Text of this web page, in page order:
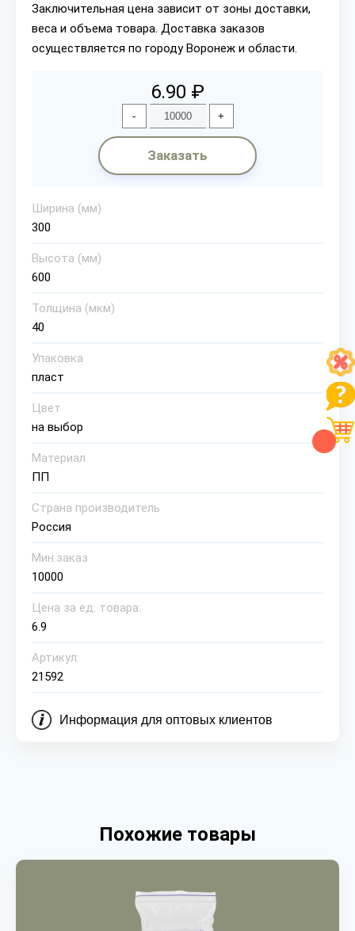
Заключительная цена зависит от зоны доставки,
веса и объема товара. Доставка заказов
осуществляется по городу Воронеж и области.
6.90 ₽
- +
Заказать
Ширина (мм)
300
Высота (мм)
600
Толщина (мкм)
40
Упаковка
пласт
Цвет
на выбор
Материал
ПП
Страна производитель
Россия
Мин.заказ
10000
Цена за ед. товара:
6.9
Артикул:
21592
Информация для оптовых клиентов
Похожие товары